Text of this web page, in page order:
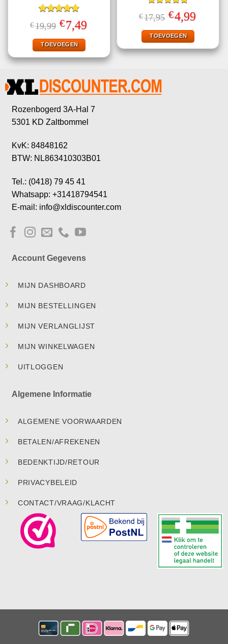
Gewaardeerd
4.80uit 5
€19,99 Oorspronkelijke
prijs
was:
€19,99.
€7,49Huidige
prijs
TOEVOEGEN
Gewaardeerd
5.00uit 5
€17,95 Oorspronkelijke
prijs
was:
€17,95.
€4,99Huidige
prijs
TOEVOEGEN
Rozenbogerd 3A-Hal 7
5301 KD Zaltbommel
KvK: 84848162
BTW: NL863410303B01
Tel.: (0418) 79 45 41
Whatsapp: +31418794541
E-mail: info@xldiscounter.com
Account Gegevens
MIJN DASHBOARD
MIJN BESTELLINGEN
MIJN VERLANGLIJST
MIJN WINKELWAGEN
UITLOGGEN
Algemene Informatie
ALGEMENE VOORWAARDEN
BETALEN/AFREKENEN
BEDENKTIJD/RETOUR
PRIVACYBELEID
CONTACT/VRAAG/KLACHT